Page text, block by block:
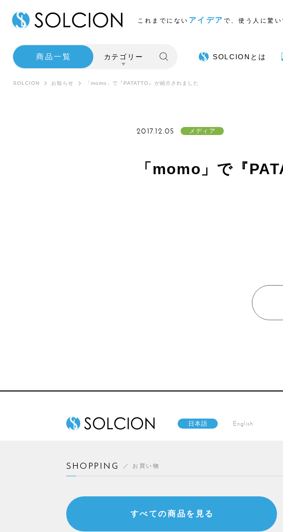
これまでにない アイデア で、使う人に驚い
商品一覧 カテゴリー SOLCIONとは
SOLCION お知らせ 「momo」で『PATATTO』が紹介されました
「momo」で『
2017.12.05 メディア
日本語 English
SHOPPING お買い物
すべての商品を見る